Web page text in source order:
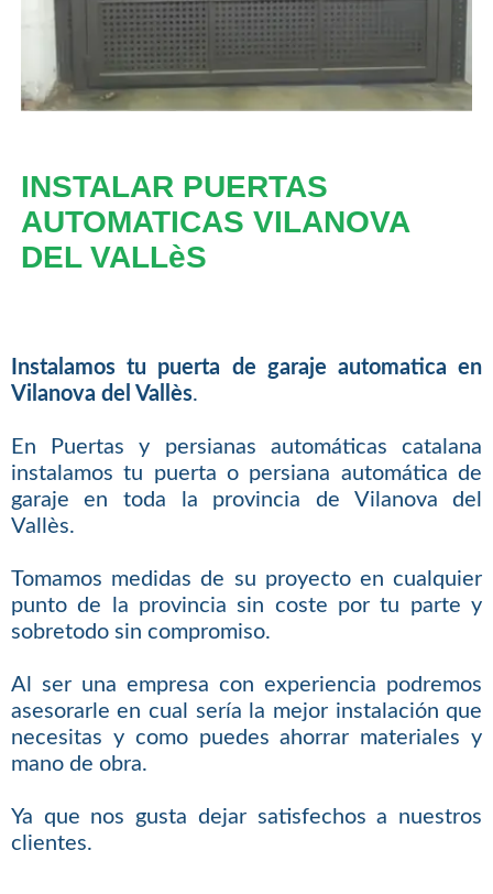
INSTALAR PUERTAS
AUTOMATICAS VILANOVA
DEL VALLèS
Instalamos tu puerta de garaje automatica en
Vilanova del Vallès.
En Puertas y persianas automáticas catalana
instalamos tu puerta o persiana automática de
garaje en toda la provincia de Vilanova del
Vallès.
Tomamos medidas de su proyecto en cualquier
punto de la provincia sin coste por tu parte y
sobretodo sin compromiso.
Al ser una empresa con experiencia podremos
asesorarle en cual sería la mejor instalación que
necesitas y como puedes ahorrar materiales y
mano de obra.
Ya que nos gusta dejar satisfechos a nuestros
clientes.